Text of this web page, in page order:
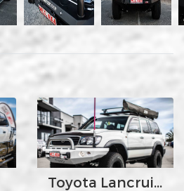
Toyota Lancruiser 105 Rocker Bar